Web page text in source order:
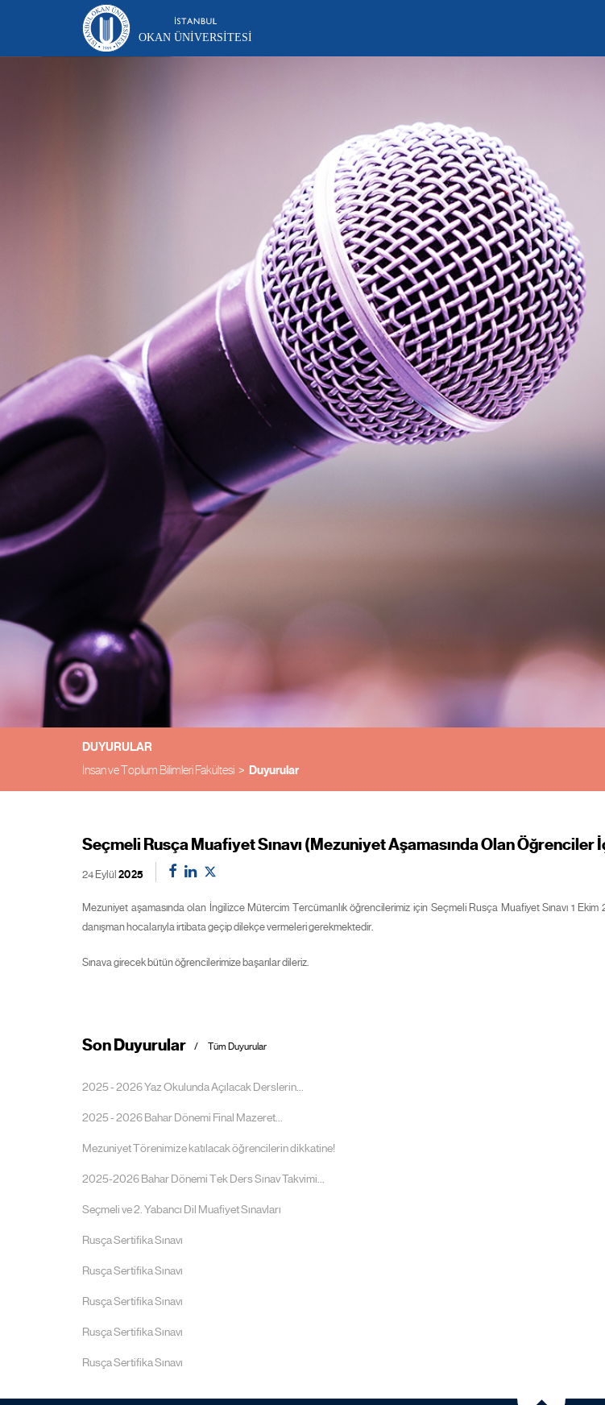
OKAN ÜNIVERSITESI
DUYURULAR
İnsan ve Toplum Bilimleri Fakültesi Duyurular
Seçmeli Rusça Muafiyet Sınavı (Mezuniyet Aşamasında Olan Öğrenciler
24 Eylül 2025
Mezuniyet aşamasında olan İngilizce Mütercim Tercümanlık öğrencilerimiz için Seçmeli Rusça Muafiyet Sınavı 1
danışman hocalarıyla irtibata geçip dilekçe vermeleri gerekmektedir.
Sınava girecek bütün öğrencilerimize başarılar dileriz.
Son Duyurular Tüm Duyurular
2025 - 2026 Yaz Okulunda Açılacak Derslerin...
2025 - 2026 Bahar Dönemi Final Mazeret...
Mezuniyet Törenimize katılacak öğrencilerin dikkatine!
2025-2026 Bahar Dönemi Tek Ders Sınav Takvimi...
Seçmeli ve 2. Yabancı Dil Muafiyet Sınavları
Rusça Sertifika Sınavı
Rusça Sertifika Sınavı
Rusça Sertifika Sınavı
Rusça Sertifika Sınavı
Rusça Sertifika Sınavı